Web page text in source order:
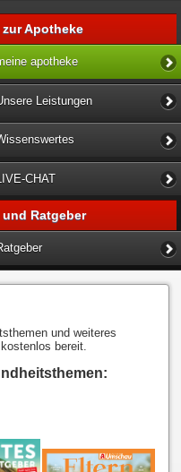
Apotheke
apotheke
Leistungen
LIVE-CHAT
Ratgeber
und weiteres
bereit.